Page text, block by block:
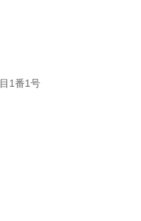
1番1号